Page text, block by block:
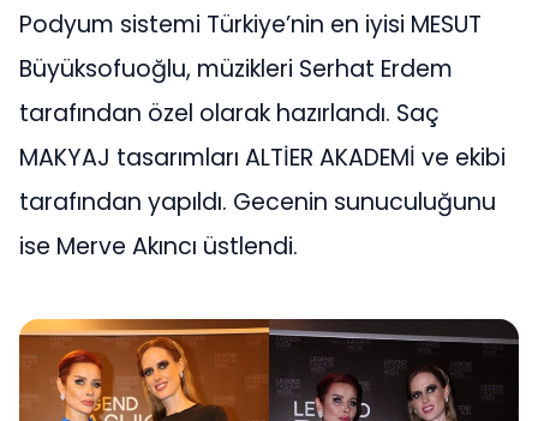
Podyum sistemi Türkiye’nin en iyisi MESUT
Büyüksofuoğlu, müzikleri Serhat Erdem
tarafından özel olarak hazırlandı. Saç
MAKYAJ tasarımları ALTİER AKADEMİ ve ekibi
tarafından yapıldı. Gecenin sunuculuğunu
ise Merve Akıncı üstlendi.